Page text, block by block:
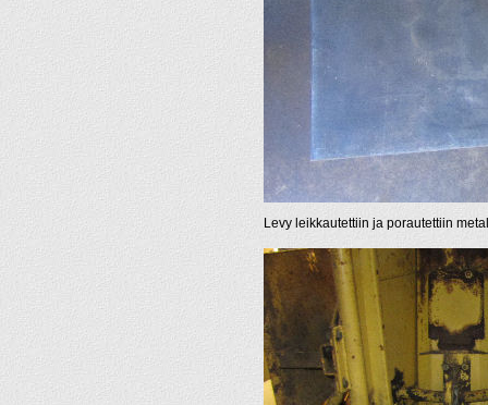
Levy leikkautettiin ja porautettiin